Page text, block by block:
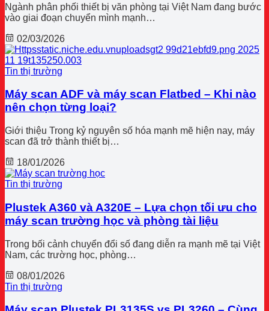
Ngành phân phối thiết bị văn phòng tại Việt Nam đang bước
vào giai đoạn chuyển mình mạnh…
02/03/2026
Tin thị trường
Máy scan ADF và máy scan Flatbed – Khi nào
nên chọn từng loại?
Giới thiệu Trong kỷ nguyên số hóa mạnh mẽ hiện nay, máy
scan đã trở thành thiết bị…
18/01/2026
Tin thị trường
Plustek A360 và A320E – Lựa chọn tối ưu cho
máy scan trường học và phòng tài liệu
Trong bối cảnh chuyển đổi số đang diễn ra mạnh mẽ tại Việt
Nam, các trường học, phòng…
08/01/2026
Tin thị trường